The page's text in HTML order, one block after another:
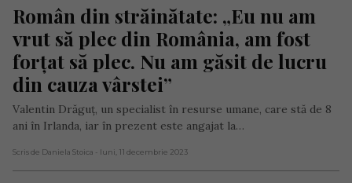
Român din străinătate: „Eu nu am
vrut să plec din România, am fost
forțat să plec. Nu am găsit de lucru
din cauza vârstei”
Valentin Drăguț, un specialist în resurse umane, care stă de 8
ani în Irlanda, iar în prezent este angajat la…
Scris de Daniela Stoica - luni, 11 decembrie 2023